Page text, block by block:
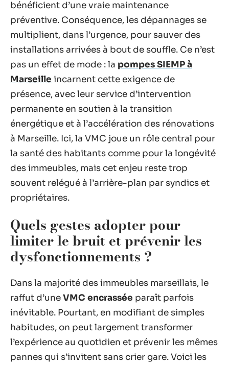
bénéficient d’une vraie maintenance
préventive. Conséquence, les dépannages se
multiplient, dans l’urgence, pour sauver des
installations arrivées à bout de souffle. Ce n’est
pas un effet de mode : la pompes SIEMP à
Marseille incarnent cette exigence de
présence, avec leur service d’intervention
permanente en soutien à la transition
énergétique et à l’accélération des rénovations
à Marseille. Ici, la VMC joue un rôle central pour
la santé des habitants comme pour la longévité
des immeubles, mais cet enjeu reste trop
souvent relégué à l’arrière-plan par syndics et
propriétaires.
Quels gestes adopter pour
limiter le bruit et prévenir les
dysfonctionnements ?
Dans la majorité des immeubles marseillais, le
raffut d’uneVMC encrassée paraît parfois
inévitable. Pourtant, en modifiant de simples
habitudes, on peut largement transformer
l’expérience au quotidien et prévenir les mêmes
pannes qui s’invitent sans crier gare. Voici les